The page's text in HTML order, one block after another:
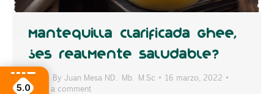
Mantequilla clarificada Ghee,
¿es realmente saludable?
Blog By Juan Mesa ND. Mb. M.Sc
16 marzo, 2022
Leave a comment
5.0